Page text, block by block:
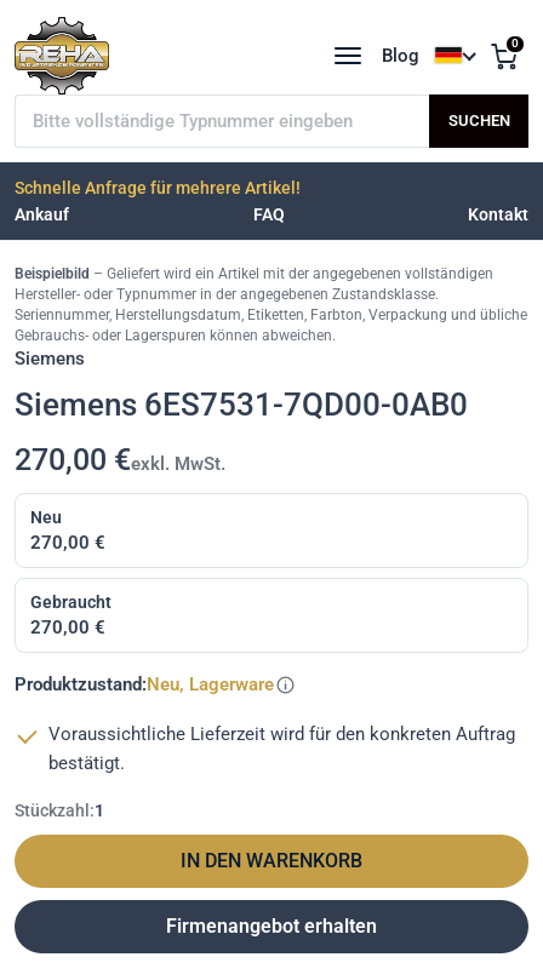
Typnummer suchen SUCHEN
Blog
Sprache
0
Schnelle Anfrage für mehrere Artikel!
Ankauf
FAQ Kontakt
Beispielbild – Geliefert wird ein Artikel mit der angegebenen vollständigen
Hersteller- oder Typnummer in der angegebenen Zustandsklasse.
Seriennummer, Herstellungsdatum, Etiketten, Farbton, Verpackung und übliche
Gebrauchs- oder Lagerspuren können abweichen.
Siemens
Siemens 6ES7531-7QD00-0AB0
270,00 €exkl. MwSt.
Neu
270,00 €
Gebraucht
270,00 €
Produktzustand:Neu, Lagerware
Voraussichtliche Lieferzeit wird für den konkreten Auftrag
bestätigt.
Stückzahl:1
IN DEN WARENKORB
Firmenangebot erhalten